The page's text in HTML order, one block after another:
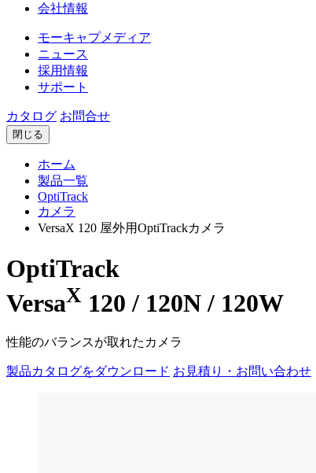
会社情報
モーキャプメディア
ニュース
採用情報
サポート
カタログ お問合せ
閉じる
ホーム
製品一覧
OptiTrack
カメラ
VersaX 120 屋外用OptiTrackカメラ
OptiTrack
VersaX 120 / 120N / 120W
性能のバランスが取れたカメラ
製品カタログをダウンロード お見積り・お問い合わせ